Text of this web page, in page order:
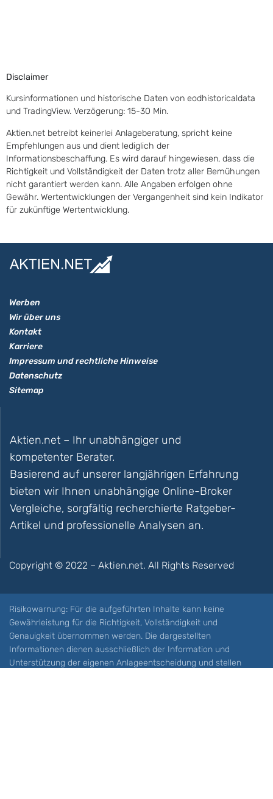
Disclaimer
Kursinformationen und historische Daten von eodhistoricaldata
und TradingView. Verzögerung: 15-30 Min.
Aktien.net betreibt keinerlei Anlageberatung, spricht keine
Empfehlungen aus und dient lediglich der
Informationsbeschaffung. Es wird darauf hingewiesen, dass die
Richtigkeit und Vollständigkeit der Daten trotz aller Bemühungen
nicht garantiert werden kann. Alle Angaben erfolgen ohne
Gewähr. Wertentwicklungen der Vergangenheit sind kein Indikator
für zukünftige Wertentwicklung.
Werben
Wir über uns
Kontakt
Karriere
Impressum und rechtliche Hinweise
Datenschutz
Sitemap
Aktien.net – Ihr unabhängiger und
kompetenter Berater.
Basierend auf unserer langjährigen Erfahrung
bieten wir Ihnen unabhängige Online-Broker
Vergleiche, sorgfältig recherchierte Ratgeber-
Artikel und professionelle Analysen an.
Copyright © 2022 – Aktien.net. All Rights Reserved
Risikowarnung: Für die aufgeführten Inhalte kann keine
Gewährleistung für die Richtigkeit, Vollständigkeit und
Genauigkeit übernommen werden. Die dargestellten
Informationen dienen ausschließlich der Information und
Unterstützung der eigenen Anlageentscheidung und stellen